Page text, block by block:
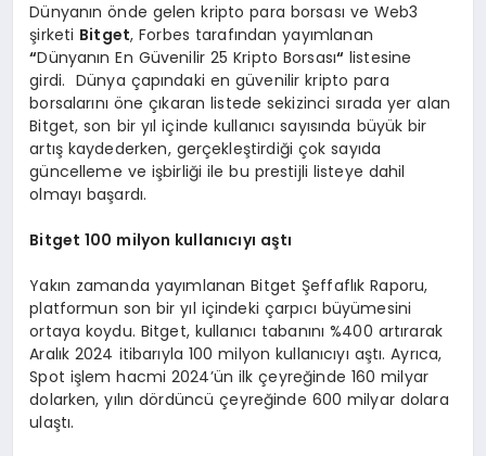
Dünyanın önde gelen kripto para borsası ve Web3
şirketi Bitget, Forbes tarafından yayımlanan
“Dünyanın En Güvenilir 25 Kripto Borsası“ listesine
girdi. Dünya çapındaki en güvenilir kripto para
borsalarını öne çıkaran listede sekizinci sırada yer alan
Bitget, son bir yıl içinde kullanıcı sayısında büyük bir
artış kaydederken, gerçekleştirdiği çok sayıda
güncelleme ve işbirliği ile bu prestijli listeye dahil
olmayı başardı.
Bitget 100 milyon kullanıcıyı aştı
Yakın zamanda yayımlanan Bitget Şeffaflık Raporu,
platformun son bir yıl içindeki çarpıcı büyümesini
ortaya koydu. Bitget, kullanıcı tabanını %400 artırarak
Aralık 2024 itibarıyla 100 milyon kullanıcıyı aştı. Ayrıca,
Spot işlem hacmi 2024’ün ilk çeyreğinde 160 milyar
dolarken, yılın dördüncü çeyreğinde 600 milyar dolara
ulaştı.